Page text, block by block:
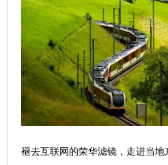
褪去互联网的荣华滤镜，走进当